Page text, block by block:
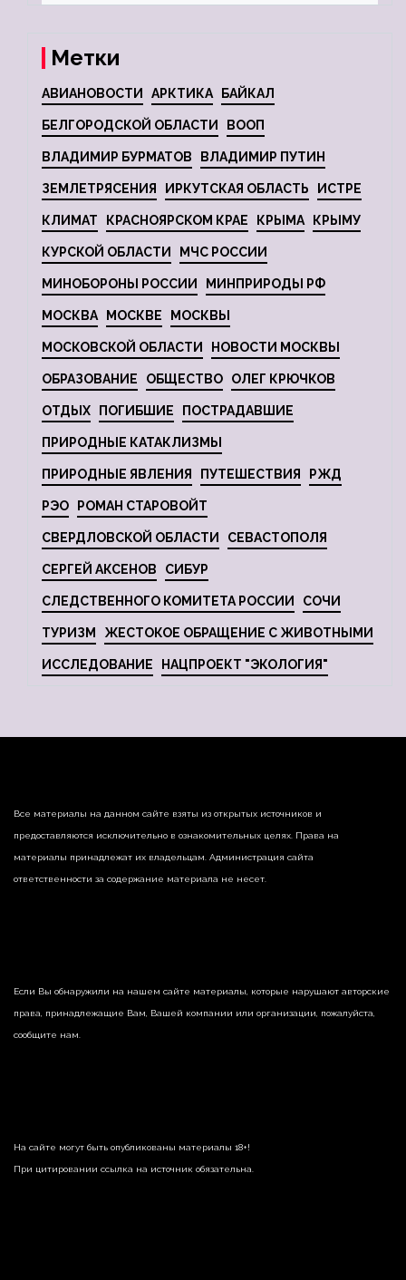
Метки
АВИАНОВОСТИ АРКТИКА БАЙКАЛ
БЕЛГОРОДСКОЙ ОБЛАСТИ ВООП
ВЛАДИМИР БУРМАТОВ ВЛАДИМИР ПУТИН
ЗЕМЛЕТРЯСЕНИЯ ИРКУТСКАЯ ОБЛАСТЬ ИСТРЕ
КЛИМАТ КРАСНОЯРСКОМ КРАЕ КРЫМА КРЫМУ
КУРСКОЙ ОБЛАСТИ МЧС РОССИИ
МИНОБОРОНЫ РОССИИ МИНПРИРОДЫ РФ
МОСКВА МОСКВЕ МОСКВЫ
МОСКОВСКОЙ ОБЛАСТИ НОВОСТИ МОСКВЫ
ОБРАЗОВАНИЕ ОБЩЕСТВО ОЛЕГ КРЮЧКОВ
ОТДЫХ ПОГИБШИЕ ПОСТРАДАВШИЕ
ПРИРОДНЫЕ КАТАКЛИЗМЫ
ПРИРОДНЫЕ ЯВЛЕНИЯ ПУТЕШЕСТВИЯ РЖД
РЭО РОМАН СТАРОВОЙТ
СВЕРДЛОВСКОЙ ОБЛАСТИ СЕВАСТОПОЛЯ
СЕРГЕЙ АКСЕНОВ СИБУР
СЛЕДСТВЕННОГО КОМИТЕТА РОССИИ СОЧИ
ТУРИЗМ ЖЕСТОКОЕ ОБРАЩЕНИЕ С ЖИВОТНЫМИ
ИССЛЕДОВАНИЕ НАЦПРОЕКТ "ЭКОЛОГИЯ"
Все материалы на данном сайте взяты из открытых источников и
предоставляются исключительно в ознакомительных целях. Права на
материалы принадлежат их владельцам. Администрация сайта
ответственности за содержание материала не несет.
Если Вы обнаружили на нашем сайте материалы, которые нарушают авторские
права, принадлежащие Вам, Вашей компании или организации, пожалуйста,
сообщите нам.
На сайте могут быть опубликованы материалы 18+!
При цитировании ссылка на источник обязательна.